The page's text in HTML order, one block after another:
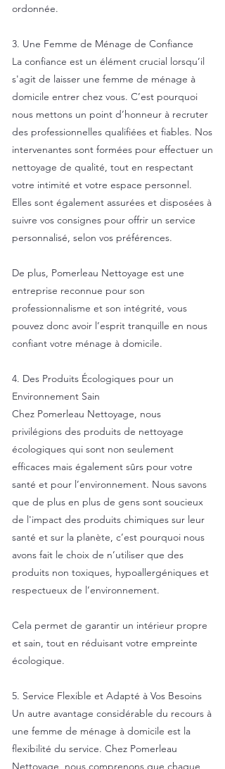
ordonnée.
3. Une Femme de Ménage de Confiance
La confiance est un élément crucial lorsqu’il
s'agit de laisser une femme de ménage à
domicile entrer chez vous. C’est pourquoi
nous mettons un point d’honneur à recruter
des professionnelles qualifiées et fiables. Nos
intervenantes sont formées pour effectuer un
nettoyage de qualité, tout en respectant
votre intimité et votre espace personnel.
Elles sont également assurées et disposées à
suivre vos consignes pour offrir un service
personnalisé, selon vos préférences.
De plus, Pomerleau Nettoyage est une
entreprise reconnue pour son
professionnalisme et son intégrité, vous
pouvez donc avoir l’esprit tranquille en nous
confiant votre ménage à domicile.
4. Des Produits Écologiques pour un
Environnement Sain
Chez Pomerleau Nettoyage, nous
privilégions des produits de nettoyage
écologiques qui sont non seulement
efficaces mais également sûrs pour votre
santé et pour l’environnement. Nous savons
que de plus en plus de gens sont soucieux
de l'impact des produits chimiques sur leur
santé et sur la planète, c’est pourquoi nous
avons fait le choix de n’utiliser que des
produits non toxiques, hypoallergéniques et
respectueux de l’environnement.
Cela permet de garantir un intérieur propre
et sain, tout en réduisant votre empreinte
écologique.
5. Service Flexible et Adapté à Vos Besoins
Un autre avantage considérable du recours à
une femme de ménage à domicile est la
flexibilité du service. Chez Pomerleau
Nettoyage, nous comprenons que chaque